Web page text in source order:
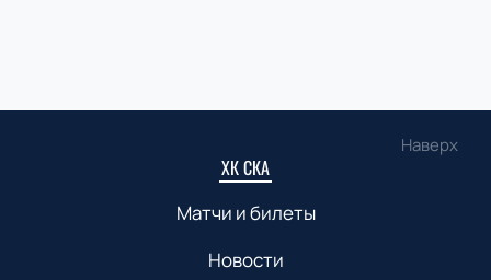
Наверх
ХК СКА
Матчи и билеты
Новости